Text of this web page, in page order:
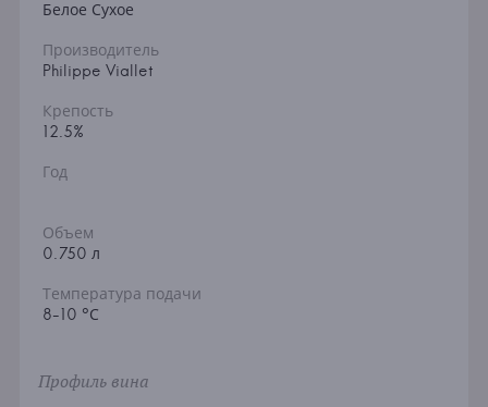
Белое Сухое
Производитель
Philippe Viallet
Крепость
12.5%
Год
Объем
0.750 л
Температура подачи
8-10 °С
Профиль вина